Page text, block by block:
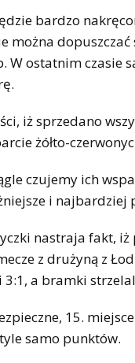
bardzo
można
W ostatnim
iż sprzedano
żółto-
czujemy ich
i najbardziej
nastraja fakt,
z drużyną z
3:1, a bramki
15.
samo punktów.